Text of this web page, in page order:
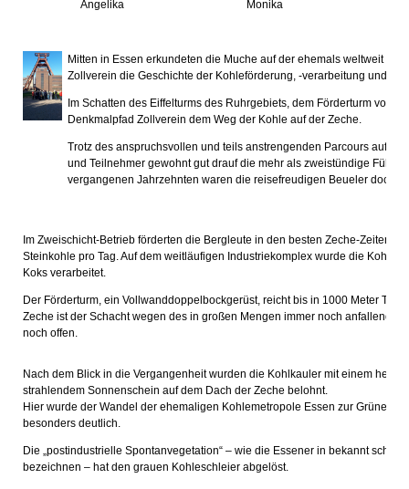
Angelika Monika
Mitten in Essen erkundeten die Muche auf der ehemals weltweit
Zollverein die Geschichte der Kohleförderung, -verarbeitung und
Im Schatten des Eiffelturms des Ruhrgebiets, dem Förderturm von
Denkmalpfad Zollverein dem Weg der Kohle auf der Zeche.
Trotz des anspruchsvollen und teils anstrengenden Parcours auf
und Teilnehmer gewohnt gut drauf die mehr als zweistündige
vergangenen Jahrzehnten waren die reisefreudigen Beueler doch
Im Zweischicht-Betrieb förderten die Bergleute in den besten Zeche-Zeiten
Steinkohle pro Tag. Auf dem weitläufigen Industriekomplex wurde die Kohle
Koks verarbeitet.
Der Förderturm, ein Vollwanddoppelbockgerüst, reicht bis in 1000 Meter
Zeche ist der Schacht wegen des in großen Mengen immer noch anfallenden
noch offen.
Nach dem Blick in die Vergangenheit wurden die Kohlkauler mit einem
strahlendem Sonnenschein auf dem Dach der Zeche belohnt.
Hier wurde der Wandel der ehemaligen Kohlemetropole Essen zur Grünen
besonders deutlich.
Die „postindustrielle Spontanvegetation“ – wie die Essener in bekannt
bezeichnen – hat den grauen Kohleschleier abgelöst.